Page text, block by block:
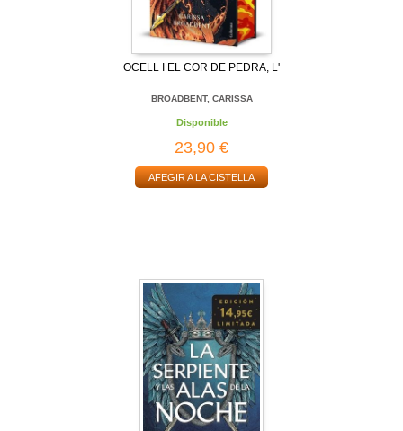
OCELL I EL COR DE PEDRA, L'
BROADBENT, CARISSA
Disponible
23,90 €
AFEGIR A LA CISTELLA